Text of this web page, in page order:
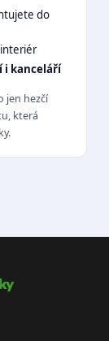
do
i kanceláří
jen hezčí
která